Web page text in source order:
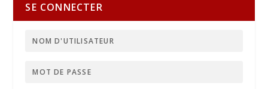
SE CONNECTER